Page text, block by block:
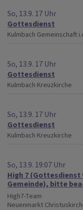
So, 13.9. 17 Uhr
Gottesdienst
Kulmbach Gemeinschaft
So, 13.9. 17 Uhr
Gottesdienst
Kulmbach Kreuzkirche
So, 13.9. 17 Uhr
Gottesdienst
Kulmbach Kreuzkirche
So, 13.9. 19:07 Uhr
High 7
Gemeinde), bitte
High7-Team
Neuenmarkt